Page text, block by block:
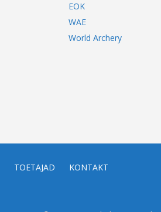
EOK
WAE
World Archery
TOETAJAD KONTAKT